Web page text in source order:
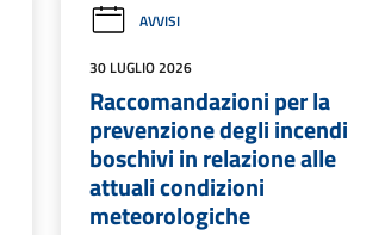
AVVISI
30 LUGLIO 2026
Raccomandazioni per la
prevenzione degli incendi
boschivi in relazione alle
attuali condizioni
meteorologiche